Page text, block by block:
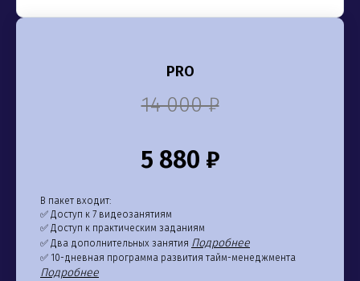
PRO
14 000 ₽
5 880 ₽
В пакет входит:
✅ Доступ к 7 видеозанятиям
✅ Доступ к практическим заданиям
✅ Два дополнительных занятия Подробнее
✅ 10-дневная программа развития тайм-менеджмента
Подробнее